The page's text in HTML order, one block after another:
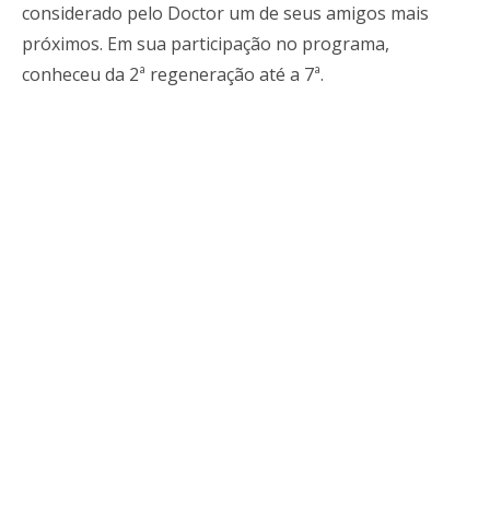
considerado pelo Doctor um de seus amigos mais
próximos. Em sua participação no programa,
conheceu da 2ª regeneração até a 7ª.